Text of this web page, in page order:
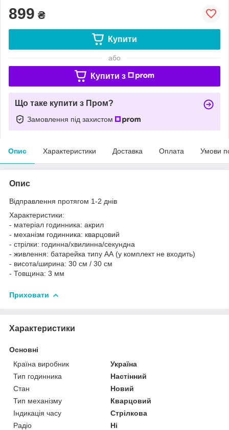
899 ₴
Купити
або
Купити з
Що таке купити з Пром?
Замовлення під захистом
Опис Характеристики Доставка Оплата Умови
Опис
Відправлення протягом 1-2 днів
Характеристики:
- матеріал годинника: акрил
- механізм годинника: кварцовий
- стрілки: годинна/хвилинна/секундна
- живлення: батарейка типу АА (у комплект не входить)
- висота/ширина: 30 см / 30 см
- Товщина: 3 мм
Приховати
Характеристики
Основні
Країна виробник
Україна
Тип годинника
Настінний
Стан
Новий
Тип механізму
Кварцовий
Індикація часу
Стрілкова
Радіо
Ні